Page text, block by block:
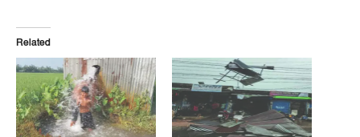
Related